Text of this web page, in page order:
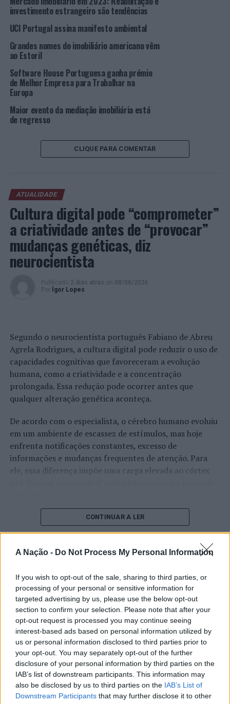
A Nação - Do Not Process My Personal Information
If you wish to opt-out of the sale, sharing to third parties, or
processing of your personal or sensitive information for
targeted advertising by us, please use the below opt-out
section to confirm your selection. Please note that after your
opt-out request is processed you may continue seeing
interest-based ads based on personal information utilized by
us or personal information disclosed to third parties prior to
your opt-out. You may separately opt-out of the further
disclosure of your personal information by third parties on the
IAB’s list of downstream participants. This information may
also be disclosed by us to third parties on the IAB’s List of
Downstream Participants that may further disclose it to other
enche de orgulho e mais um motivo para encararmos o
futuro com entusiasmo. Apostamos num serviço de
equipa atenta e que lide com os clientes de uma forma
empática e focada em soluções, tendo em conta também
as exigências do setor financeiro. É isso mesmo que
temos procurado fazer e vamos continuar a trabalhar
para melhorar o dia-a-dia de trabalho das nossas
equipas”, afirma Pedro Megre,CEOda UCI Portugal.
reconhecida com esta certificação.
TÓPICOS RELACIONADOS:
PRÓXIMO
Portugal recebe Campeonato Mundial Militar de Corta-
Mato
NÃO PERCA
Universidade do Minho assinala Dia da Cooperação
investimento estrangeiro são tendências
UCI Portugal assina manifesto ambiental
Grandes nomes do imobiliário americano vêm
ao Estoril
Software House Portuguesa ganha prémio
de Melhor Empresa para Trabalhar na
Europa
Maior evento da mediação imobiliária está
de regresso
CLIQUE PARA COMENTAR
ATUALIDADE
Cultura digital pode “comprometer”
a criatividade antes de “provocar”
mudanças genéticas, diz
neurocientista
Publicado 2 dias atrás on 08/08/2026
Por
Ígor Lopes
Segundo o neurocientista português Fabiano de Abreu
Agrela Rodrigues, a cultura digital pode reduzir o uso de
capacidades cognitivas que favoreceram a evolução
humana, como a criatividade e a concentração
prolongada. Essa redução pode ocorrer antes que
qualquer alteração genética aconteça.
De acordo com o especialista, o cérebro humano evoluiu
em um ambiente de escassez de estímulos, mas hoje
enfrenta notificações constantes, excesso de
informações e mudanças frequentes de atenção. Para
ele, essa diferença impõe uma carga elevada ao córtex
O pesquisador afirma que plataformas digitais também
estimulam continuamente o sistema de recompensa do
cérebro, favorecendo a fadiga mental, a dificuldade de
manter a atenção e a procrastinação. Na sua visão,
aumentam a sensação de sobrecarga, enquanto o stress
prolongado pode elevar os níveis de cortisol e
prejudicar o desempenho cognitivo.
Fabiano de Abreu Agrela Rodrigues ressalta que não há
evidências de que o ambiente digital provoque mudanças
genéticas na espécie humana. A adaptação observada,
afirma, ocorre por meio da neuroplasticidade, processo
pelo qual os circuitos neurais se reorganizam em
resposta às experiências.
CONTINUAR A LER
“Millennium Estoril Open 2026”
regressou ao circuito ATP com
vitória do francês Luca Van Assche
Publicado 3 dias atrás on 07/08/2026
Por Ígor Lopes
O “Millennium Estoril Open 2026” decorreu entre os
dias 18 e 26 de julho, no Clube de Ténis do Estoril, em